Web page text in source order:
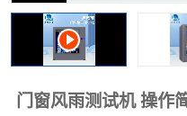
门窗风雨测试机 操作